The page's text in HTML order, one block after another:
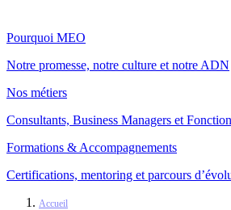
Pourquoi MEO
Notre promesse, notre culture et notre ADN
Nos métiers
Consultants, Business Managers et
Formations & Accompagnements
Certifications, mentoring et parcours
Accueil